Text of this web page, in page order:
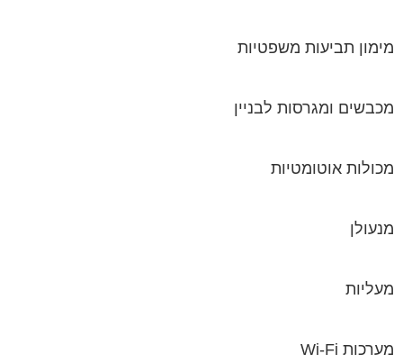
מימון תביעות משפטיות
מכבשים ומגרסות לבניין
מכולות אוטומטיות
מנעולן
מעליות
מערכות Wi-Fi